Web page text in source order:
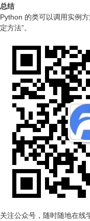
总结
Python 的类可以调用实例
定方法”。
关注公众号，随时随地在线